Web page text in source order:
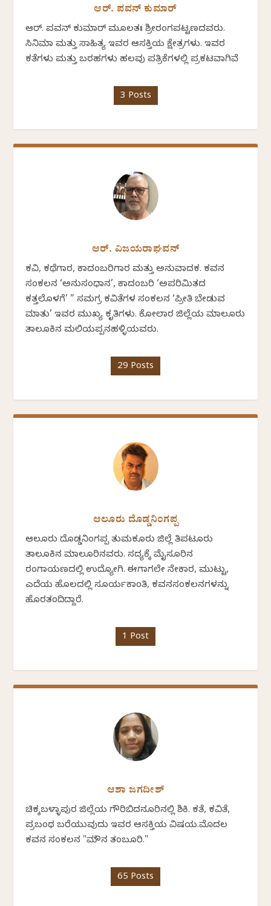
ಆರ್. ಪವನ್‌ ಕುಮಾರ್‌
ಆರ್. ಪವನ್‌ ಕುಮಾರ್ ಮೂಲತಃ ಶ್ರೀರಂಗಪಟ್ಟಣದವರು.
ಸಿನಿಮಾ ಮತ್ತು ಸಾಹಿತ್ಯ ಇವರ ಆಸಕ್ತಿಯ ಕ್ಷೇತ್ರಗಳು. ಇವರ
ಕತೆಗಳು ಮತ್ತು ಬರಹಗಳು ಹಲವು ಪತ್ರಿಕೆಗಳಲ್ಲಿ ಪ್ರಕಟವಾಗಿವೆ
3 Posts
ಆರ್. ವಿಜಯರಾಘವನ್
ಕವಿ, ಕಥೆಗಾರ, ಕಾದಂಬರಿಗಾರ ಮತ್ತು ಅನುವಾದಕ. ಕವನ
ಸಂಕಲನ ‘ಅನುಸಂಧಾನ’, ಕಾದಂಬರಿ ‘ಅಪರಿಮಿತದ
ಕತ್ತಲೊಳಗೆ’ ” ಸಮಗ್ರ ಕವಿತೆಗಳ ಸಂಕಲನ ‘ಪ್ರೀತಿ ಬೇಡುವ
ಮಾತು’ ಇವರ ಮುಖ್ಯ ಕೃತಿಗಳು. ಕೋಲಾರ ಜಿಲ್ಲೆಯ ಮಾಲೂರು
ತಾಲೂಕಿನ ಮಲಿಯಪ್ಪನಹಳ್ಳಿಯವರು.
29 Posts
ಆಲೂರು ದೊಡ್ಡನಿಂಗಪ್ಪ
ಆಲೂರು ದೊಡ್ಡನಿಂಗಪ್ಪ ತುಮಕೂರು ಜಿಲ್ಲೆ ತಿಪಟೂರು
ತಾಲೂಕಿನ ಮಾಲೂರಿನವರು. ಸದ್ಯಕ್ಕೆ ಮೈಸೂರಿನ
ರಂಗಾಯಣದಲ್ಲಿ ಉದ್ಯೋಗಿ. ಈಗಾಗಲೇ ನೇಕಾರ, ಮುಟ್ಟು,
ಎದೆಯ ಹೊಲದಲ್ಲಿ ಸೂರ್ಯಕಾಂತಿ, ಕವನಸಂಕಲನಗಳನ್ನು
ಹೊರತಂದಿದ್ದಾರೆ.
1 Post
ಆಶಾ ಜಗದೀಶ್
ಚಿಕ್ಕಬಳ್ಳಾಪುರ ಜಿಲ್ಲೆಯ ಗೌರಿಬಿದನೂರಿನಲ್ಲಿ ಶಿಕ್ಷಕಿ. ಕತೆ, ಕವಿತೆ,
ಪ್ರಬಂಧ ಬರೆಯುವುದು ಇವರ ಆಸಕ್ತಿಯ ವಿಷಯ.ಮೊದಲ
ಕವನ ಸಂಕಲನ "ಮೌನ ತಂಬೂರಿ."
65 Posts